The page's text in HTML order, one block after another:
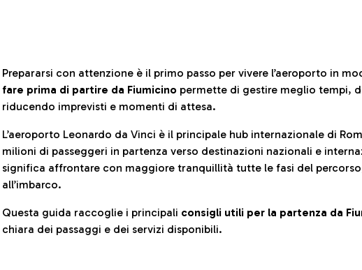
Prepararsi con attenzione è il primo passo per vivere l’aeroporto in
fare prima di partire da Fiumicino permette di gestire meglio tempi,
riducendo imprevisti e momenti di attesa.
L’aeroporto Leonardo da Vinci è il principale hub internazionale di
milioni di passeggeri in partenza verso destinazioni nazionali e
significa affrontare con maggiore tranquillità tutte le fasi del
all’imbarco.
Questa guida raccoglie i principali consigli utili per la partenza da
chiara dei passaggi e dei servizi disponibili.